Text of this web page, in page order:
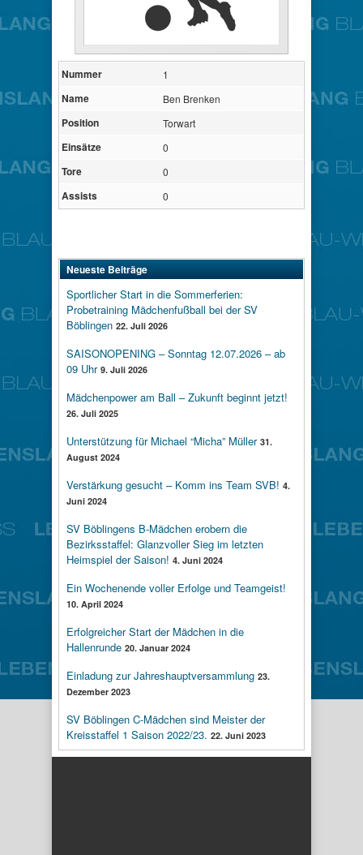
Nummer 1
Name Ben Brenken
Position Torwart
Einsätze 0
Tore 0
Assists 0
Neueste Beiträge
Sportlicher Start in die Sommerferien:
Probetraining Mädchenfußball bei der SV
Böblingen 22. Juli 2026
SAISONOPENING – Sonntag 12.07.2026 – ab
09 Uhr 9. Juli 2026
Mädchenpower am Ball – Zukunft beginnt jetzt!
26. Juli 2025
Unterstützung für Michael “Micha” Müller 31.
August 2024
Verstärkung gesucht – Komm ins Team SVB! 4.
Juni 2024
SV Böblingens B-Mädchen erobern die
Bezirksstaffel: Glanzvoller Sieg im letzten
Heimspiel der Saison! 4. Juni 2024
Ein Wochenende voller Erfolge und Teamgeist!
10. April 2024
Erfolgreicher Start der Mädchen in die
Hallenrunde 20. Januar 2024
Einladung zur Jahreshauptversammlung 23.
Dezember 2023
SV Böblingen C-Mädchen sind Meister der
Kreisstaffel 1 Saison 2022/23. 22. Juni 2023